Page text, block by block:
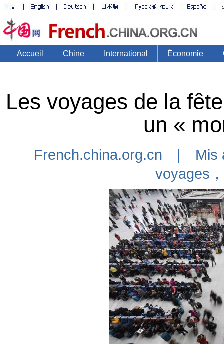
Accueil Chine International Économie
Les voyages de la
un «
French.china.org.cn |
voyages